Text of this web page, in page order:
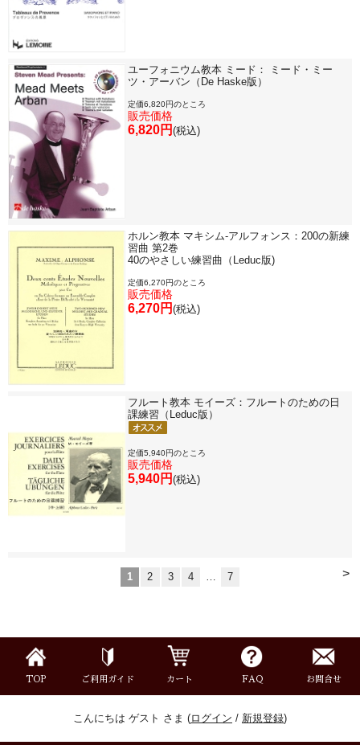
ユーフォニウム教本 ミード： ミード・ミー
ツ・アーバン（De Haske版）
定価6,820円のところ
販売価格
6,820円 (税込)
ホルン教本 マキシム-アルフォンス：200の新練
習曲 第2巻
40のやさしい練習曲（Leduc版)
定価6,270円のところ
販売価格
6,270円 (税込)
フルート教本 モイーズ：フルートのための日
課練習（Leduc版）
定価5,940円のところ
販売価格
5,940円 (税込)
>
1 2 3 4 7
TOP ご利用ガイド カート FAQ お問合せ
こんにちは ゲスト さま (ログイン / 新規登録)